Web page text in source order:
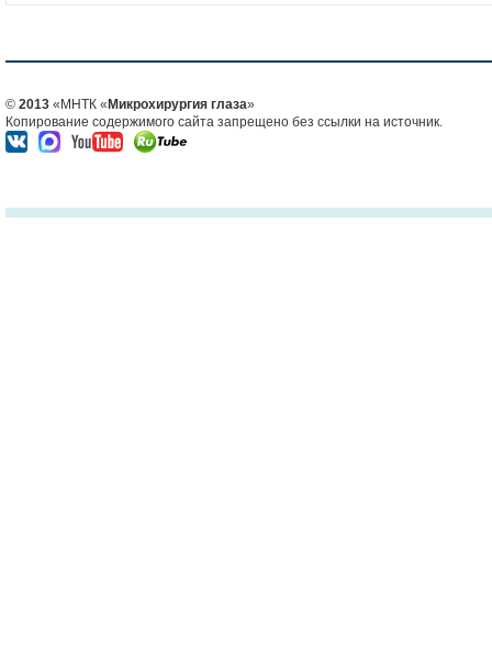
© 2013 «МНТК « Микрохирургия глаза»
Копирование содержимого сайта запрещено без ссылки на источник.